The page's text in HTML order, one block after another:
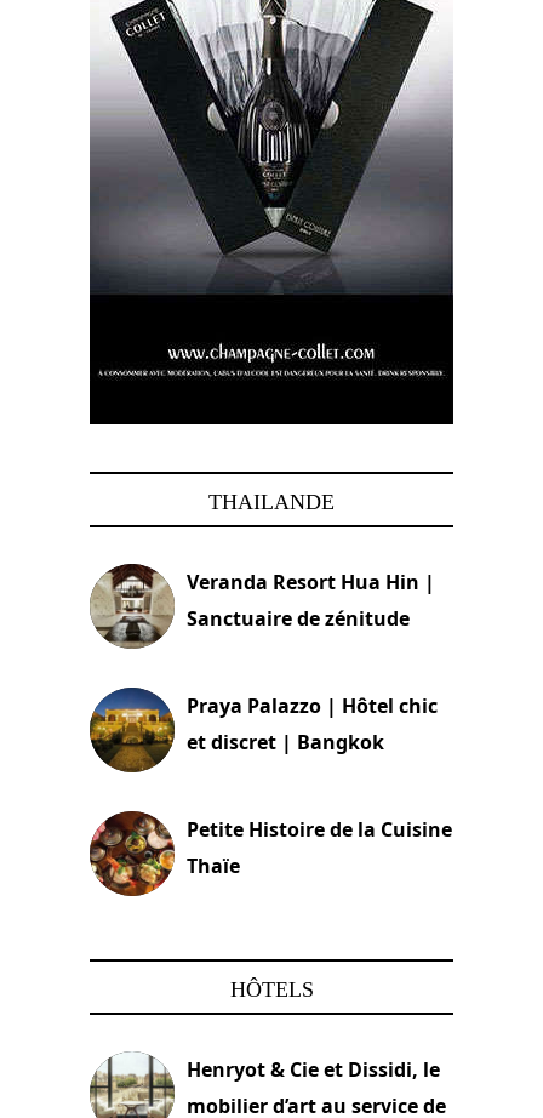
THAILANDE
Veranda Resort Hua Hin |
Sanctuaire de zénitude
Praya Palazzo | Hôtel chic
et discret | Bangkok
Petite Histoire de la Cuisine
Thaïe
HÔTELS
Henryot & Cie et Dissidi, le
mobilier d’art au service de